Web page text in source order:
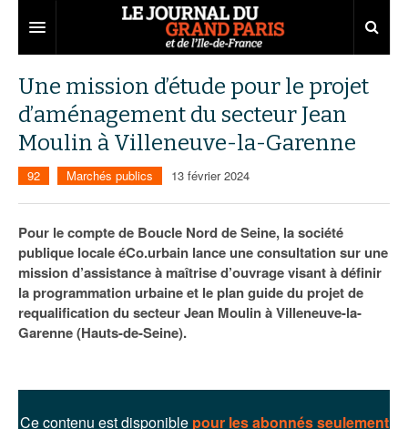
Territoires
Aménagement
Collectivités
Services urbains
Entreprises
Développement économique
Attractivité
Innovation
Transport
Départements
77
78
91
Nominations
Portraits
Agenda
Les Assises du Grand Paris
Éditions précédentes
Le podcast
Ecouter les épisodes
Une mission d’étude pour le projet
d’aménagement du secteur Jean
Moulin à Villeneuve-la-Garenne
92 Marchés publics 13 février 2024
Pour le compte de Boucle Nord de Seine, la société
publique locale éCo.urbain lance une consultation sur une
mission d’assistance à maîtrise d’ouvrage visant à définir
la programmation urbaine et le plan guide du projet de
requalification du secteur Jean Moulin à Villeneuve-la-
Garenne (Hauts-de-Seine).
Ce contenu est disponible pour les abonnés seulement